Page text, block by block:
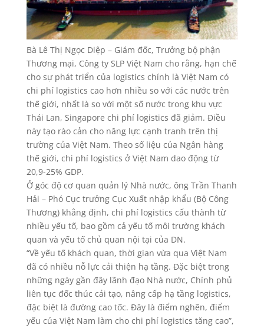
Bà Lê Thị Ngọc Diệp – Giám đốc, Trưởng bộ phận
Thương mại, Công ty SLP Việt Nam cho rằng, hạn chế
cho sự phát triển của logistics chính là Việt Nam có
chi phí logistics cao hơn nhiều so với các nước trên
thế giới, nhất là so với một số nước trong khu vực
Thái Lan, Singapore chi phí logistics đã giảm. Điều
này tạo rào cản cho năng lực cạnh tranh trên thị
trường của Việt Nam. Theo số liệu của Ngân hàng
thế giới, chi phí logistics ở Việt Nam dao động từ
20,9-25% GDP.
Ở góc độ cơ quan quản lý Nhà nước, ông Trần Thanh
Hải – Phó Cục trưởng Cục Xuất nhập khẩu (Bộ Công
Thương) khẳng định, chi phí logistics cấu thành từ
nhiều yếu tố, bao gồm cả yếu tố môi trường khách
quan và yếu tố chủ quan nội tại của DN.
“Về yếu tố khách quan, thời gian vừa qua Việt Nam
đã có nhiều nỗ lực cải thiện hạ tầng. Đặc biệt trong
những ngày gần đây lãnh đạo Nhà nước, Chính phủ
liên tục đốc thúc cải tạo, nâng cấp hạ tầng logistics,
đặc biệt là đường cao tốc. Đây là điểm nghẽn, điểm
yếu của Việt Nam làm cho chi phí logistics tăng cao”,